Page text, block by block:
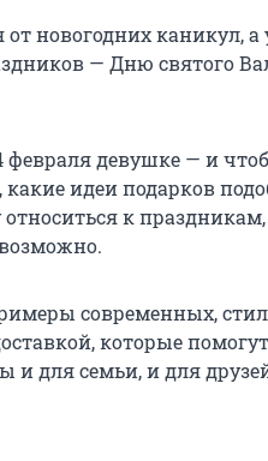
новогодних каникул, а
— Дню святого
девушке — и
идеи подарков
к праздникам,
современных,
которые
для семьи, и для